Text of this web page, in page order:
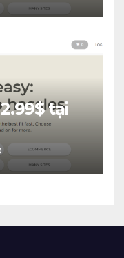
tại